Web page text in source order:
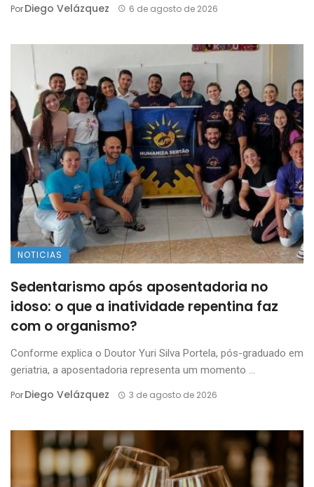
PorDiego Velázquez 6 de agosto de 2026
NOTICIAS
Sedentarismo após aposentadoria no
idoso: o que a inatividade repentina faz
com o organismo?
Conforme explica o Doutor Yuri Silva Portela, pós-graduado em
geriatria, a aposentadoria representa um momento ...
PorDiego Velázquez 3 de agosto de 2026